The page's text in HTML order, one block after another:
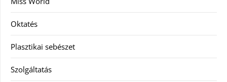
Oktatés
Plasztikai sebészet
Szolgáltatás